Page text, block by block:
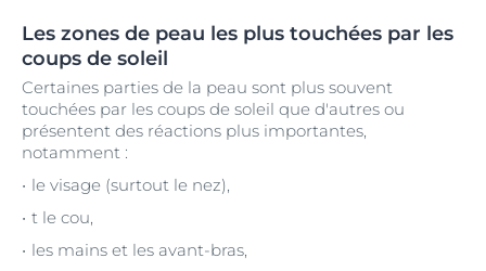
Les zones de peau les plus touchées par les
coups de soleil
Certaines parties de la peau sont plus souvent
touchées par les coups de soleil que d'autres ou
présentent des réactions plus importantes,
notamment :
le visage (surtout le nez),
t le cou,
les mains et les avant-bras,